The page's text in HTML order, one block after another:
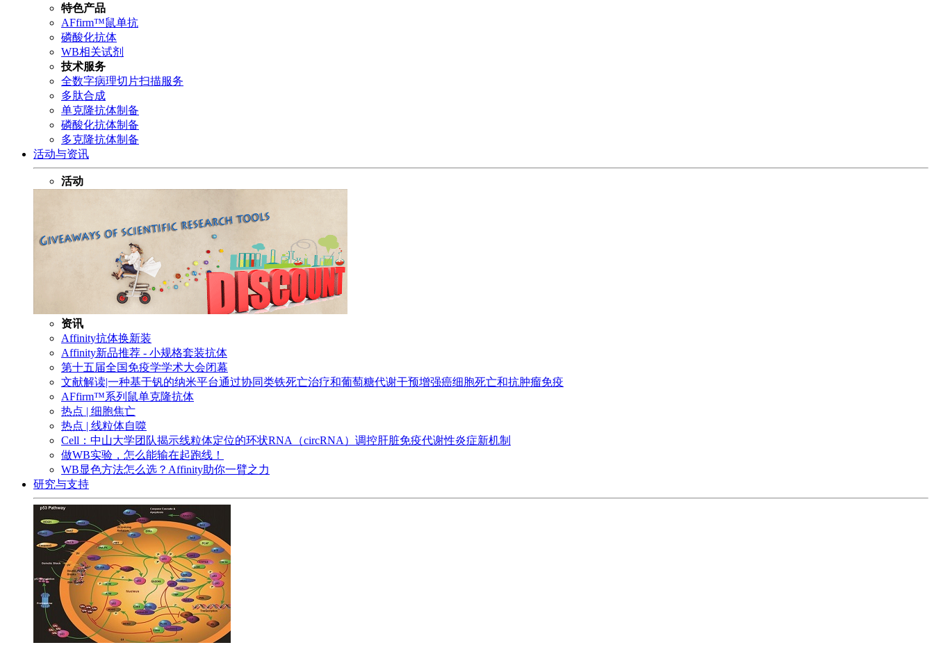
特色产品
AFfirm™鼠单抗
磷酸化抗体
WB相关试剂
技术服务
全数字病理切片扫描服务
多肽合成
单克隆抗体制备
磷酸化抗体制备
多克隆抗体制备
活动与资讯
活动
资讯
Affinity抗体换新装
Affinity新品推荐 - 小规格套装抗体
第十五届全国免疫学学术大会闭幕
文献解读|一种基于钒的纳米平台通过协同类铁死亡治疗和葡萄糖代谢干预增强癌细胞死亡和抗肿瘤免疫
AFfirm™系列鼠单克隆抗体
热点 | 细胞焦亡
热点 | 线粒体自噬
Cell：中山大学团队揭示线粒体定位的环状RNA（circRNA）调控肝脏免疫代谢性炎症新机制
做WB实验，怎么能输在起跑线！
WB显色方法怎么选？Affinity助你一臂之力
研究与支持